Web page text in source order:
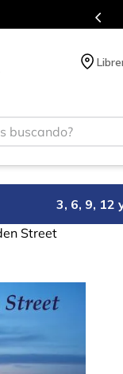
Programa de
3, 6, 9, 12
Street